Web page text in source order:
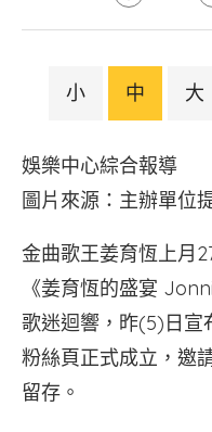
小 中 大
娛樂中心綜合報導
圖片來源
金曲歌王姜育恆上月
《姜育恆的盛宴
歌迷迴響，昨(5)日宣
粉絲頁正式成立，邀
留存。